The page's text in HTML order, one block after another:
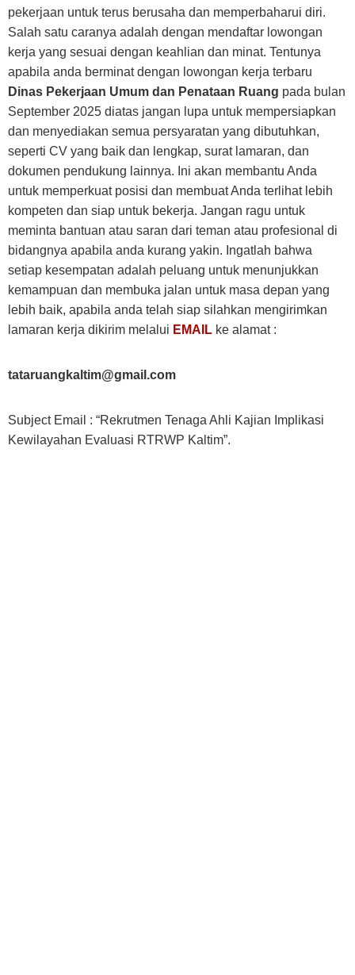
pekerjaan untuk terus berusaha dan memperbaharui diri.
Salah satu caranya adalah dengan mendaftar lowongan
kerja yang sesuai dengan keahlian dan minat. Tentunya
apabila anda berminat dengan lowongan kerja terbaru
Dinas Pekerjaan Umum dan Penataan Ruang pada bulan
September 2025 diatas jangan lupa untuk mempersiapkan
dan menyediakan semua persyaratan yang dibutuhkan,
seperti CV yang baik dan lengkap, surat lamaran, dan
dokumen pendukung lainnya. Ini akan membantu Anda
untuk memperkuat posisi dan membuat Anda terlihat lebih
kompeten dan siap untuk bekerja. Jangan ragu untuk
meminta bantuan atau saran dari teman atau profesional di
bidangnya apabila anda kurang yakin. Ingatlah bahwa
setiap kesempatan adalah peluang untuk menunjukkan
kemampuan dan membuka jalan untuk masa depan yang
lebih baik, apabila anda telah siap silahkan mengirimkan
lamaran kerja dikirim melalui EMAIL ke alamat :
tataruangkaltim@gmail.com
Subject Email : “Rekrutmen Tenaga Ahli Kajian Implikasi
Kewilayahan Evaluasi RTRWP Kaltim”.